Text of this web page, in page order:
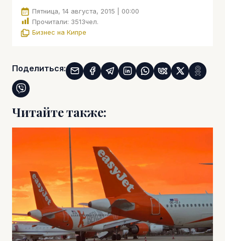
Пятница, 14 августа, 2015 | 00:00
Прочитали: 3513чел.
Бизнес на Кипре
Поделиться:
Читайте также: